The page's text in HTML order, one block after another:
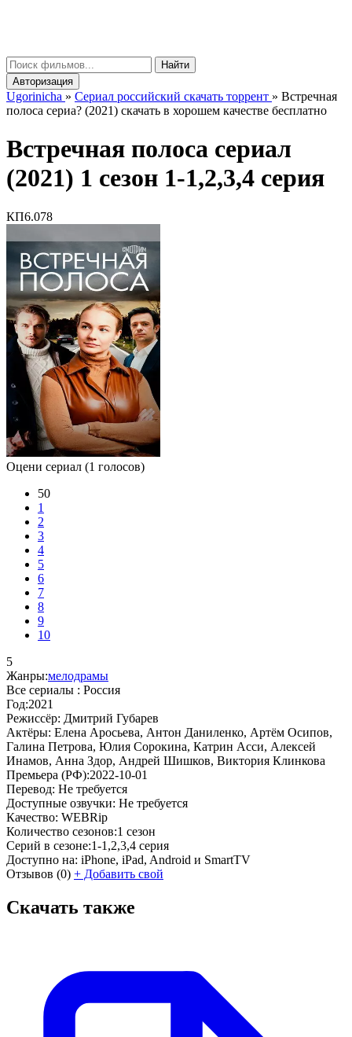
Найти
Авторизация
Ugorinicha » Сериал российский скачать торрент » Встречная
полоса сериа? (2021) скачать в хорошем качестве бесплатно
Встречная полоса сериал
(2021) 1 сезон 1-1,2,3,4 серия
КП6.078
Оцени сериал (1 голосов)
50
1
2
3
4
5
6
7
8
9
10
5
Жанры:мелодрамы
Все сериалы : Россия
Год:2021
Режиссёр: Дмитрий Губарев
Актёры: Елена Аросьева, Антон Даниленко, Артём Осипов,
Галина Петрова, Юлия Сорокина, Катрин Асси, Алексей
Инамов, Анна Здор, Андрей Шишков, Виктория Клинкова
Премьера (РФ):2022-10-01
Перевод: Не требуется
Доступные озвучки: Не требуется
Качество: WEBRip
Количество сезонов:1 сезон
Серий в сезоне:1-1,2,3,4 серия
Доступно на: iPhone, iPad, Android и SmartTV
Отзывов (0) + Добавить свой
Скачать также